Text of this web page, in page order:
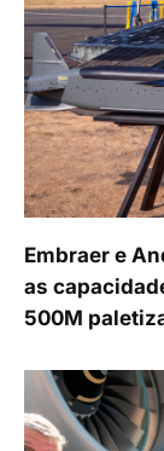
Embraer e
as
500M